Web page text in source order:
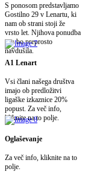
S ponosom predstavljamo
Gostilno 29 v Lenartu, ki
nam ob strani stoji že
vrsto let. Njihova ponudba
vas bo preprosto
navdušila.
A1 Lenart
Vsi člani našega društva
imajo ob predložitvi
ligaške izkaznice 20%
popust. Za več info,
kliknite na to polje.
Oglaševanje
Za več info, kliknite na to
polje.